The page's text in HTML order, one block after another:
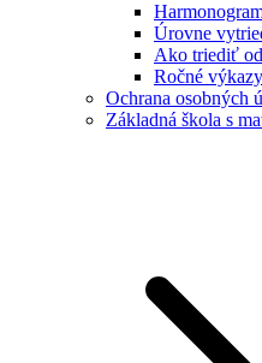
Úrovne
Ako triediť
Ročné
Ochrana osobných
Základná škola s